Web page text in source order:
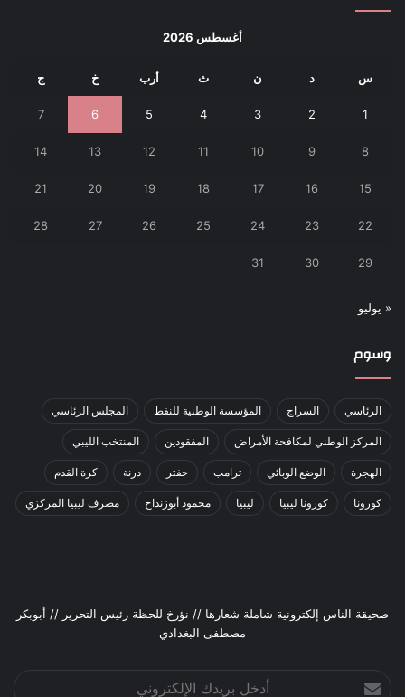
أغسطس 2026
س د ن ث أرب خ ج
1
2
3
4
5
6
7
8
9
10
11
12
13
14
15
16
17
18
19
20
21
22
23
24
25
26
27
28
29
30
31
« يوليو
وسوم
الرئاسي السراج المؤسسة الوطنية للنفط المجلس الرئاسي
المركز الوطني لمكافحة الأمراض المفقودين المنتخب الليبي
الهجرة الوضع الوبائي ترامب حفتر درنة كرة القدم
كورونا كورونا ليبيا ليبيا محمود أبوزنداح مصرف ليبيا المركزي
صحيقة الناس إلكترونية شاملة شعارها // نؤرخ للحظة رئيس التحرير // أبوبكر
مصطفى البغدادي
أدخل